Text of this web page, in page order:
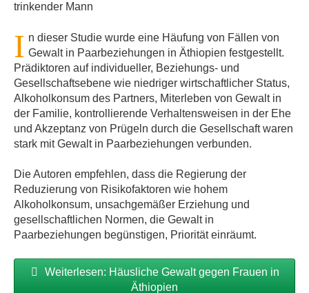
I n dieser Studie wurde eine Häufung von Fällen von
Gewalt in Paarbeziehungen in Äthiopien festgestellt.
Prädiktoren auf individueller, Beziehungs- und
Gesellschaftsebene wie niedriger wirtschaftlicher Status,
Alkoholkonsum des Partners, Miterleben von Gewalt in
der Familie, kontrollierende Verhaltensweisen in der Ehe
und Akzeptanz von Prügeln durch die Gesellschaft waren
stark mit Gewalt in Paarbeziehungen verbunden.
Die Autoren empfehlen, dass die Regierung der
Reduzierung von Risikofaktoren wie hohem
Alkoholkonsum, unsachgemäßer Erziehung und
gesellschaftlichen Normen, die Gewalt in
Paarbeziehungen begünstigen, Priorität einräumt.
Weiterlesen: Häusliche Gewalt gegen Frauen in
Äthiopien